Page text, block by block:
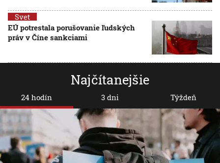
Svet
EÚ potrestala porušovanie ľudských
práv v Číne sankciami
Najčítanejšie
24 hodín 3 dni Týždeň